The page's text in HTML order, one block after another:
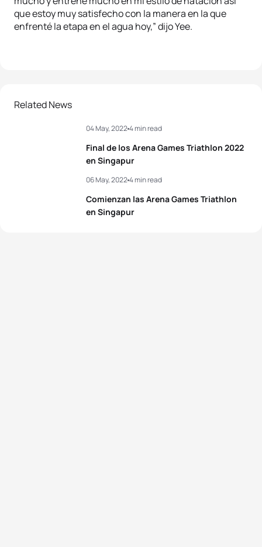
que estoy muy satisfecho con la manera en la que
enfrenté la etapa en el agua hoy,” dijo Yee.
Related News
Final de los Arena Games Triathlon 2022
en Singapur
04 May, 20224 min read
Comienzan las Arena Games Triathlon
en Singapur
06 May, 20224 min read